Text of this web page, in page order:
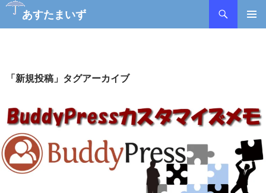
あすたまいず
ツ
キ
ッ
プ
「新規投稿」タグアーカイブ